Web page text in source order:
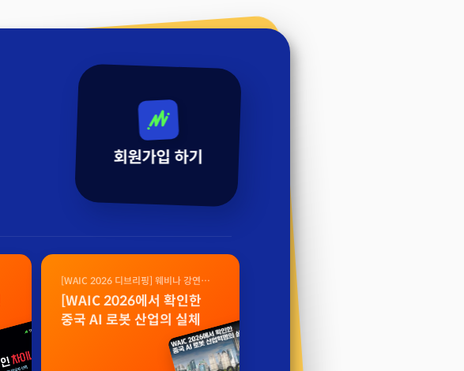
회원가입 하기
[WAIC 2026 디브리핑] 웨비나 강연
자료
[WAIC 2026에서 확인한
중국 AI 로봇 산업의 실체